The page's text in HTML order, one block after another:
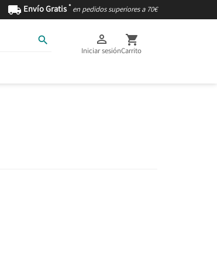
 Envío Gratis * en pedidos superiores a 70€
 
Iniciar sesión

Carrito